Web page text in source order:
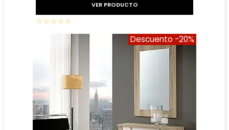
VER PRODUCTO
Descuento -20%